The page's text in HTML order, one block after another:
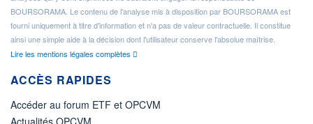
BOURSORAMA. Le contenu de l'analyse mis à disposition par BOURSORAMA est
fourni uniquement à titre d'information et n'a pas de valeur contractuelle. Il constitue
ainsi une simple aide à la décision dont l'utilisateur conserve l'absolue maîtrise.
Lire les mentions légales complètes
ACCÈS RAPIDES
Accéder au forum ETF et OPCVM
Actualités OPCVM